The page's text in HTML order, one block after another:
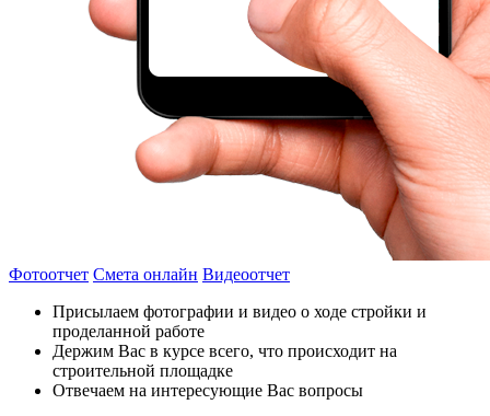
Фотоотчет Смета онлайн Видеоотчет
Присылаем фотографии и видео о ходе стройки и
проделанной работе
Держим Вас в курсе всего, что происходит на
строительной площадке
Отвечаем на интересующие Вас вопросы